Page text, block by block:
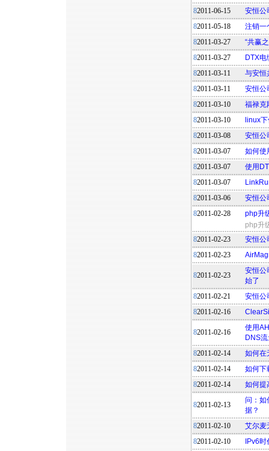
82011-06-15
安恒公
82011-05-18
注销一
82011-03-27
“共赢
82011-03-27
DTX
82011-03-11
与安恒
82011-03-11
安恒公
82011-03-10
福禄克
82011-03-10
linux
82011-03-08
安恒公
82011-03-07
如何使
82011-03-07
使用
82011-03-07
82011-03-06
安恒公
82011-02-28
php升
php升
82011-02-23
安恒公
82011-02-23
82011-02-23
安恒公
始了
82011-02-21
安恒公
82011-02-16
82011-02-16
使用
DNS
82011-02-14
如何在
82011-02-14
如何下
82011-02-14 如何提
82011-02-13
问：如
据？
82011-02-10
艾尔麦
82011-02-10
IPv6